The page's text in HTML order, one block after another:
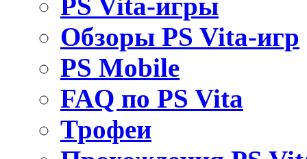
PS Vita-игры
Обзоры PS Vita-игр
PS Mobile
FAQ по PS Vita
Трофеи